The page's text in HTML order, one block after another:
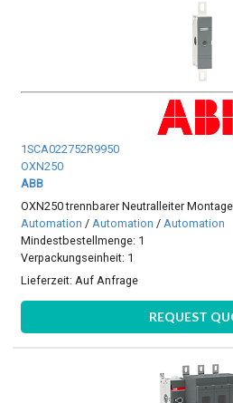
1SCA022752R9950
OXN250
ABB
OXN250 trennbarer Neutralleiter
Automation /Automation /Automation
Mindestbestellmenge: 1
Verpackungseinheit: 1
Lieferzeit:Auf Anfrage
REQUEST